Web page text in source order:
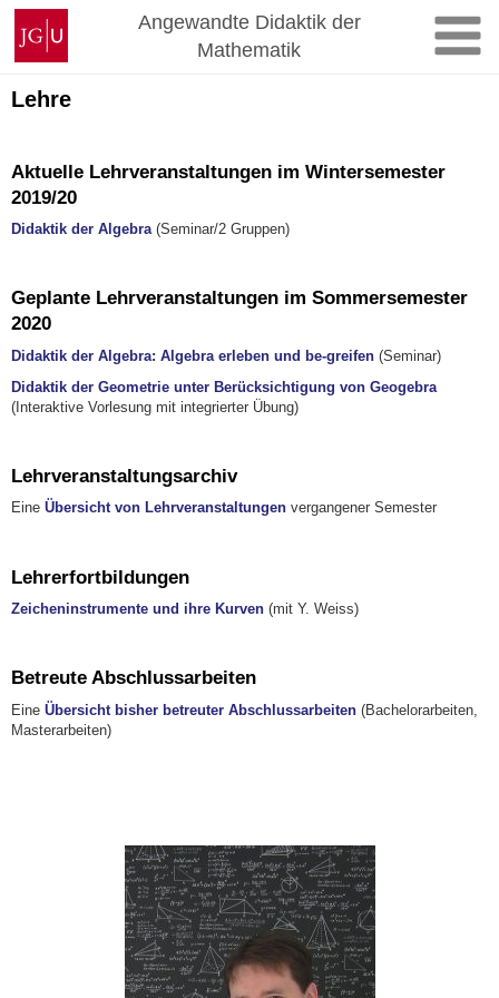
Zum
Inhalt
springen
Johannes
Gutenberg-
Universität
Mainz
Angewandte Didaktik der
Mathematik
Lehre
Aktuelle Lehrveranstaltungen im Wintersemester
2019/20
Didaktik der Algebra(Seminar/2 Gruppen)
Geplante Lehrveranstaltungen im Sommersemester
2020
Didaktik der Algebra: Algebra erleben und be-greifen (Seminar)
Didaktik der Geometrie unter Berücksichtigung von Geogebra
(Interaktive Vorlesung mit integrierter Übung)
Lehrveranstaltungsarchiv
Eine Übersicht von Lehrveranstaltungen vergangener Semester
Lehrerfortbildungen
Zeicheninstrumente und ihre Kurven (mit Y. Weiss)
Betreute Abschlussarbeiten
Eine Übersicht bisher betreuter Abschlussarbeiten (Bachelorarbeiten,
Masterarbeiten)